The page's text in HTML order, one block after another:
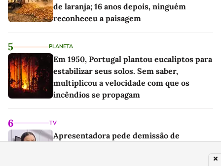
de laranja; 16 anos depois, ninguém
reconheceu a paisagem
5 PLANETA
Em 1950, Portugal plantou eucaliptos para
estabilizar seus solos. Sem saber,
multiplicou a velocidade com que os
incêndios se propagam
6 TV
Apresentadora pede demissão de